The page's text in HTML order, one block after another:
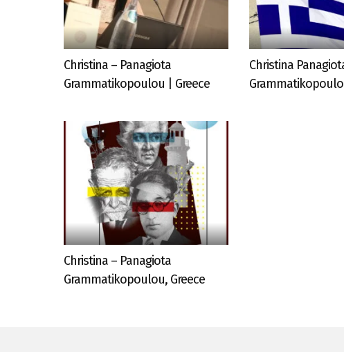
Christina – Panagiota
Grammatikopoulou | Greece
Christina
Christina – Panagiota
Grammatikopoulou, Greece